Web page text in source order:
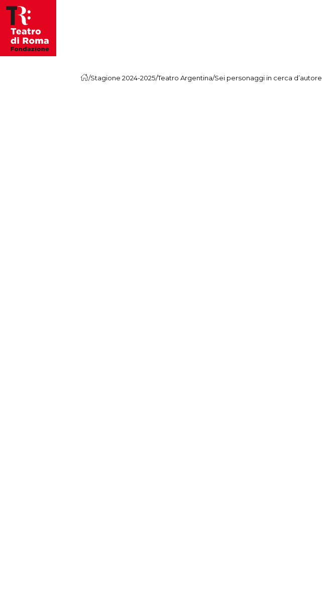
Vai al contenuto
/Stagione 2024-2025/Teatro Argentina/Sei personaggi in cerca d’autore